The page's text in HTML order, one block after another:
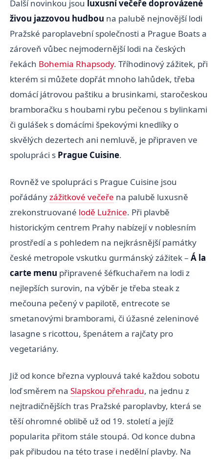
Další novinkou jsou luxusní večeře doprovázené
živou jazzovou hudbou na palubě nejnovější lodi
Pražské paroplavební společnosti a Prague Boats a
zároveň vůbec nejmodernější lodi na českých
řekách Bohemia Rhapsody. Tříhodinový zážitek, při
kterém si můžete dopřát mnoho lahůdek, třeba
domácí játrovou paštiku a brusinkami, staročeskou
bramboračku s houbami rybu pečenou s bylinkami
či gulášek s domácími špekovými knedlíky o
skvělých dezertech ani nemluvě, je připraven ve
spolupráci s Prague Cuisine.
Rovněž ve spolupráci s Prague Cuisine jsou
pořádányzážitkové večeře na palubě luxusně
zrekonstruované lodě Lužnice. Při plavbě
historickým centrem Prahy nabízejí v noblesním
prostředí a s pohledem na nejkrásnější památky
české metropole vskutku gurmánský zážitek – Á la
carte menu připravené šéfkuchařem na lodi z
nejlepších surovin, na výběr je třeba steak z
mečouna pečený v papilotě, entrecote se
smetanovými bramborami, či úžasné zeleninové
lasagne s ricottou, špenátem a rajčaty pro
vegetariány.
Již od konce března vyplouvá také každou sobotu
loď směrem na Slapskou přehradu, na jednu z
nejtradičnějších tras Pražské paroplavby, která se
těší ohromné oblibě už od 19. století a jejíž
popularita přitom stále stoupá. Od konce dubna
pak přibudou na této trase i nedělní plavby. Na